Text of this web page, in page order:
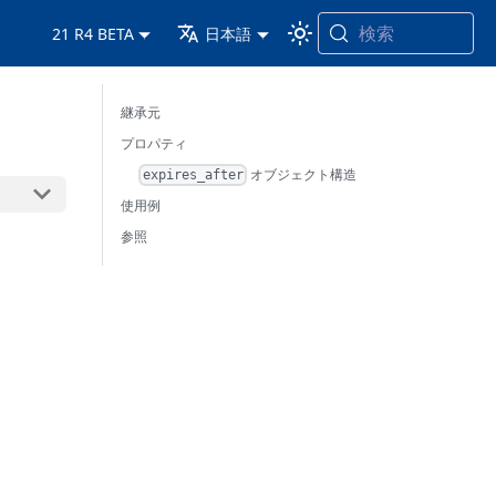
21 R4 BETA 日本語 検索
継承元
プロパティ
expires_after オブジェクト構造
使用例
参照